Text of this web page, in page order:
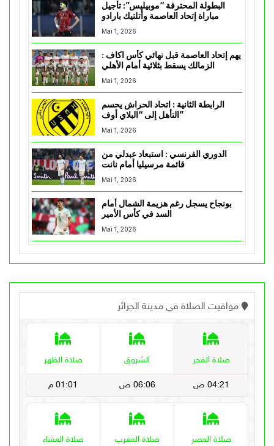
البطولة المحترفة “موبيليس”: تأجيل
مباراة إتحاد العاصمة وأتلتيك بارادو
Mai 1, 2026
يهم إتحاد العاصمة قبل نهائي كأس اكاف :
Mai 1, 2026
الرابطة الثانية : اتحاد الحراش يحسم
التأهل إلى “البلاي أوف”
Mai 1, 2026
الدوري الفرنسي : استبعاد عبدلي من
قائمة مرسيليا أمام نانت
Mai 1, 2026
بونجاح يسجل رغم هزيمة الشمال أمام
السد في كأس الأمير
Mai 1, 2026